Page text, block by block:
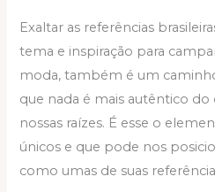
Exaltar as referências
tema e inspiração para
moda, também é um
que nada é mais autêntico do
nossas raízes. É esse o
únicos e que pode nos
como umas de suas